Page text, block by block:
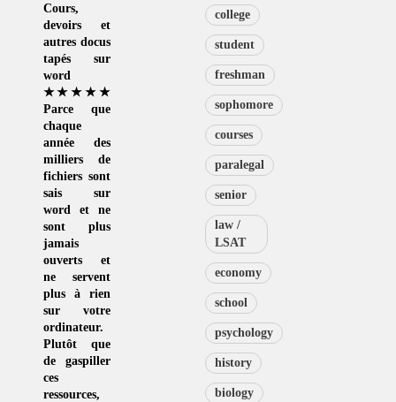
Cours,
devoirs et
autres docus
tapés sur
word
★★★★★
Parce que
chaque
année des
milliers de
fichiers sont
sais sur
word et ne
sont plus
jamais
ouverts et
ne servent
plus à rien
sur votre
ordinateur.
Plutôt que
de gaspiller
ces
ressources,
college
student
freshman
sophomore
courses
paralegal
senior
law /
LSAT
economy
school
psychology
history
biology